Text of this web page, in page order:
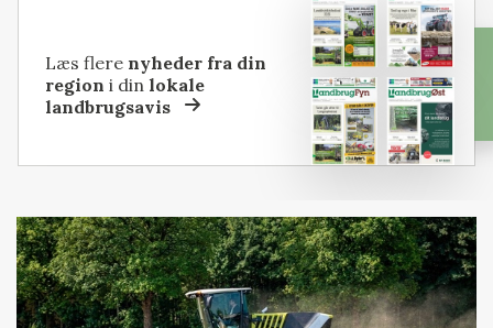
Læs flere nyheder fra din
region i dinlokale
landbrugsavis